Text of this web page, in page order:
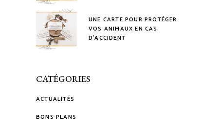
UNE CARTE POUR PROTÉGER
VOS ANIMAUX EN CAS
D’ACCIDENT
CATÉGORIES
ACTUALITÉS
BONS PLANS